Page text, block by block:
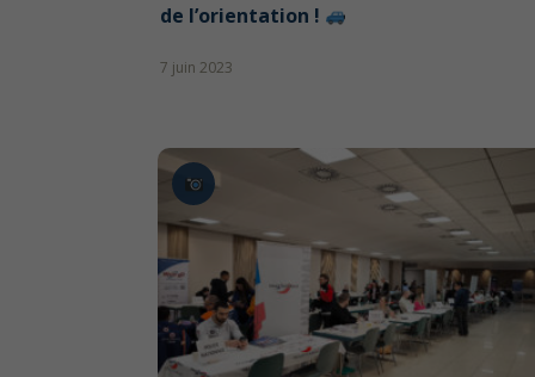
de l’orientation !
7 juin 2023